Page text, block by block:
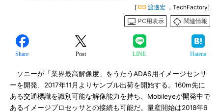
[ 渡邊宏 ，TechFactory]
PC用表示
関連情報
Share Post LINE Hatena
ソニーが「業界最高解像度」をうたうADAS用イメージセンサ
ーを開発、2017年11月よりサンプル出荷を開始する。160m先に
ある交通標識を識別可能な解像能力を持ち、Mobileyeが開発中で
あるイメージプロセッサとの接続も可能だ。量産開始は2018年6